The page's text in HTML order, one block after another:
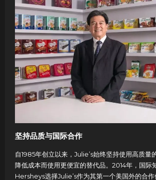
坚持品质与国际合作
自1985年创立以来，Julie’s始终坚持使用高质量
降低成本而使用更便宜的替代品。2014年，国际
Hersheys选择Julie’s作为其第一个美国外的合作